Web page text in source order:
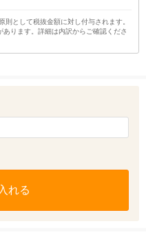
として税抜金額に対し付与されます。
ります。詳細は内訳からご確認くださ
れる